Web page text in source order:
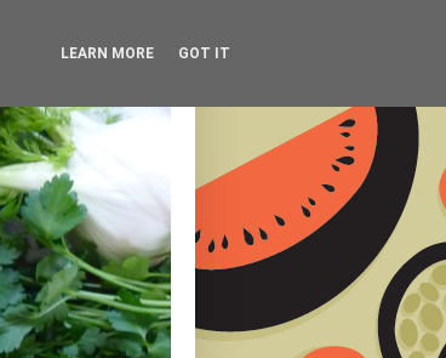
LEARN MORE GOT IT